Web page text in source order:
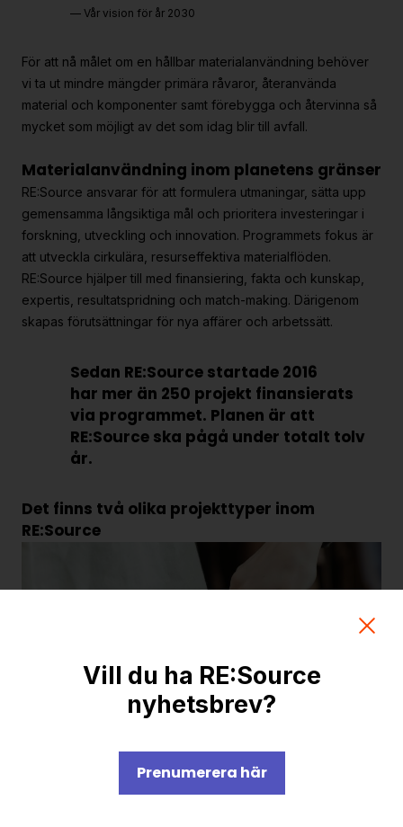
Programorganisation
Innovationsagenda
Grafisk profil och mallar
Kontakt
Vår vision för år 2030
För att nå målet om en hållbar materialanvändning behöver
vi ta ut mindre mängder primära råvaror, återanvända
material och komponenter samt förebygga och återvinna så
mycket som möjligt av det som idag blir till avfall.
Materialanvändning inom planetens gränser
RE:Source ansvarar för att formulera utmaningar, sätta upp
gemen­samma långsiktiga mål och prioritera invester­ingar i
forskning, utveckling och innovation. Programmets fokus är
att utveckla cirkulära, resurseffektiva materialflöden.
RE:Source hjälper till med finansiering, fakta och kunskap,
expertis, resultatspridning och match-making. Därigenom
skapas förutsättningar för nya affärer och arbetssätt.
Sedan RE:Source startade 2016
har mer än 250 projekt finansierats
via programmet. Planen är att
RE:Source ska pågå under totalt tolv
år.
Det finns två olika projekttyper inom
RE:Source
Utlysningsprojekt
Vill du ha RE:Source
nyhetsbrev?
Prenumerera här